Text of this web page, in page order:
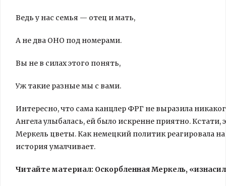
Ведь у нас семья — отец и мать,
А не два ОНО под номерами.
Вы не в силах этого понять,
Уж такие разные мы с вами.
Интересно, что сама канцлер ФРГ не выразила
Ангела улыбалась, ей было искренне приятно.
Меркель цветы. Как немецкий политик реагировала
история умалчивает.
Читайте материал: Оскорбленная Меркель,